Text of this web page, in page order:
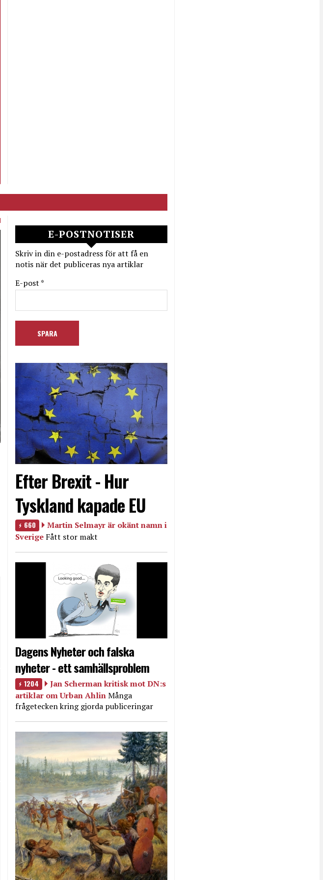
E-POSTNOTISER
Skriv in din e-postadress för att få en
notis när det publiceras nya artiklar
E-post *
Efter Brexit - Hur
Tyskland kapade EU
660
Martin Selmayr är okänt namn i
Sverige Fått stor makt
Dagens Nyheter och falska
nyheter - ett samhällsproblem
1204
Jan Scherman kritisk mot DN:s
artiklar om Urban AhlinMånga
frågetecken kring gjorda publiceringar